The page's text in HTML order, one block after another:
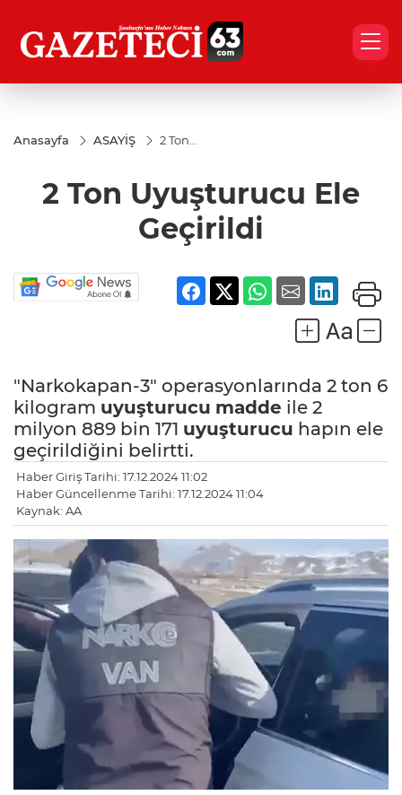
Anasayfa ASAYİŞ
2 Ton
Geçirildi
2 Ton Uyuşturucu Ele
Geçirildi
"Narkokapan-3" operasyonlarında 2 ton 6
kilogram uyuşturucu madde ile 2
milyon 889 bin 171 uyuşturucu hapın ele
geçirildiğini belirtti.
Haber Giriş Tarihi: 17.12.2024 11:02
Haber Güncellenme Tarihi: 17.12.2024 11:04
Kaynak: AA